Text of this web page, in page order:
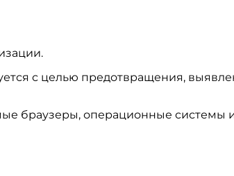
с целью предотвращения,
браузеры, операционные системы